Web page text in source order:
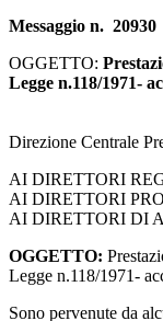
Messaggio n. 20930
OGGETTO:
Legge n.118/1971-
Direzione Centrale
AI DIRETTORI
AI DIRETTORI
AI DIRETTORI DI
OGGETTO:
Legge n.118/1971-
Sono pervenute da